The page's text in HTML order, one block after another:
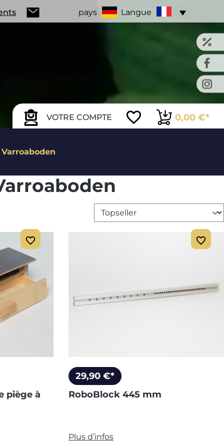
pays Langue
VOTRE COMPTE 0,00 €*
piège à
29,90 €*
RoboBlock 445 mm
Plus d’infos